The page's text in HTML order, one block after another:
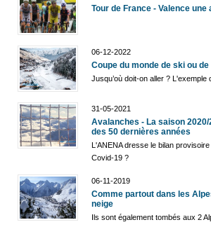
Tour de France - Valence
06-12-2022
Coupe du monde de ski ou
Jusqu’où doit-on aller ?
31-05-2021
Avalanches - La saison
des 50 dernières années
L'ANENA dresse le bilan
Covid-19 ?
06-11-2019
Comme partout dans les
neige
Ils sont également tombés aux 2